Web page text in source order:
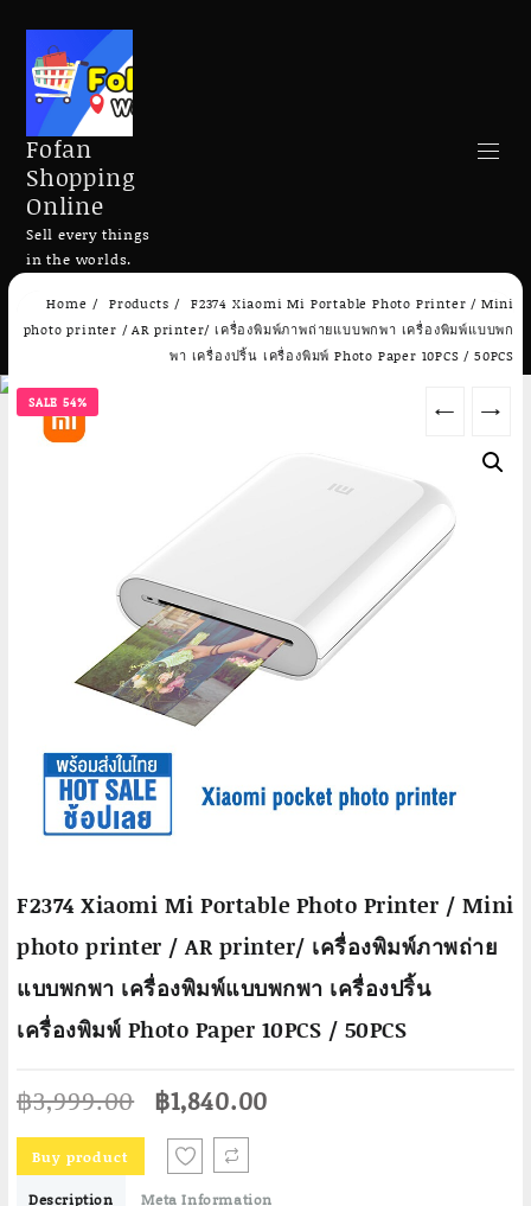
Skip
content
Fofan
Shopping
Online
Sell every things
in the worlds.
Search
Home Products
F2374 Xiaomi Mi Portable Photo Printer / Mini
photo printer / AR printer/ เครื่องพิมพ์ภาพถ่ายแบบพกพา เครื่องพิมพ์แบบพก
พา เครื่องปริ้น เครื่องพิมพ์ Photo Paper 10PCS / 50PCS
SALE 54% ← →
F2374 Xiaomi Mi Portable Photo Printer / Mini
photo printer / AR printer/ เครื่องพิมพ์ภาพถ่าย
แบบพกพา เครื่องพิมพ์แบบพกพา เครื่องปริ้น
เครื่องพิมพ์ Photo Paper 10PCS / 50PCS
฿3,999.00 Original
price
was:
฿3,999.00.
฿1,840.00
Buy product
Description Meta Information
Add to cart